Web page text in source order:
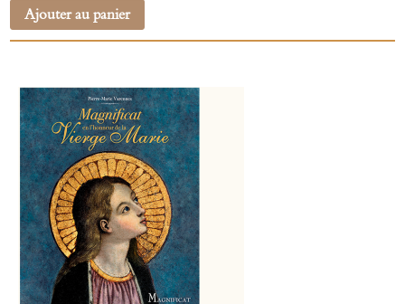
Ajouter au panier